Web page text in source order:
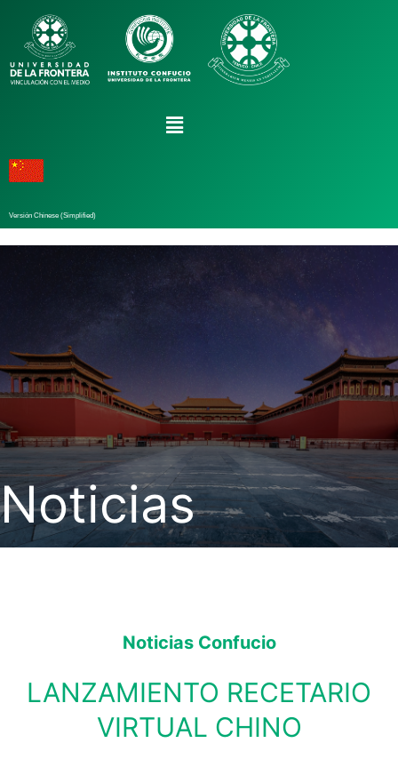
Versión Chinese (Simplified)
Noticias
Noticias Confucio
LANZAMIENTO RECETARIO
VIRTUAL CHINO